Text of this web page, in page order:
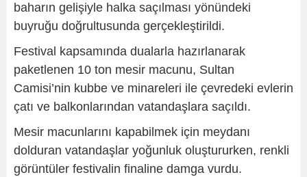
baharın gelişiyle halka saçılması yönündeki
buyruğu doğrultusunda gerçekleştirildi.
Festival kapsamında dualarla hazırlanarak
paketlenen 10 ton mesir macunu, Sultan
Camisi’nin kubbe ve minareleri ile çevredeki evlerin
çatı ve balkonlarından vatandaşlara saçıldı.
Mesir macunlarını kapabilmek için meydanı
dolduran vatandaşlar yoğunluk oluştururken, renkli
görüntüler festivalin finaline damga vurdu.